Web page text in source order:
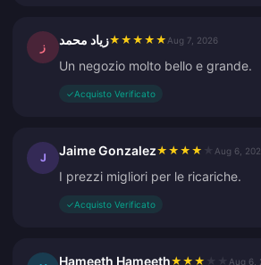
ز زياد محمد★ ★ ★ ★ ★ Aug 7, 2026
Un negozio molto bello e grande.
✓Acquisto Verificato
J Jaime Gonzalez★ ★ ★ ★ Aug 6,
I prezzi migliori per le ricariche.
✓Acquisto Verificato
Hameeth Hameeth★ ★ ★ Aug 6,